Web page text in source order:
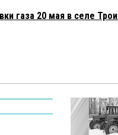
газа 20 мая в селе